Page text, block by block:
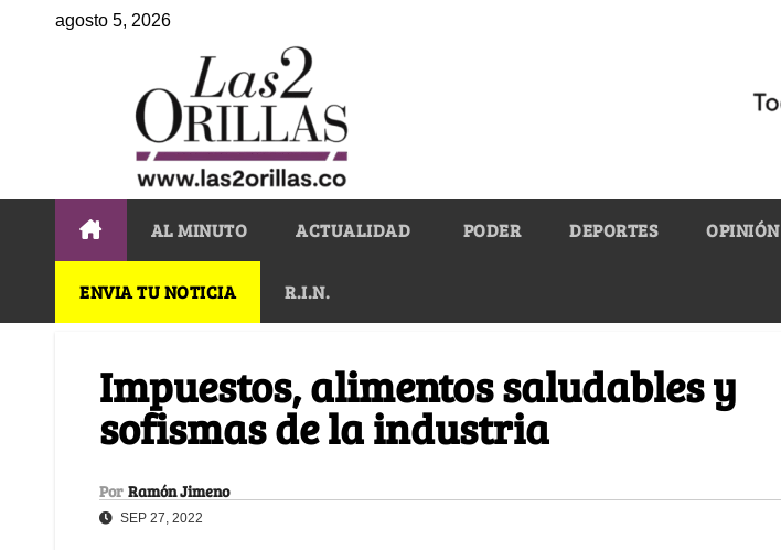
agosto 5, 2026
AL MINUTO ACTUALIDAD PODER DEPORTES OPINIÓN
ENVIA TU NOTICIA R.I.N.
Impuestos, alimentos saludables y
sofismas de la industria
Por Ramón Jimeno
SEP 27, 2022